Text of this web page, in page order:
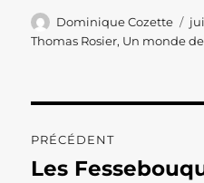
Auteur
Dominique Cozette
le
Thomas Rosier, Un monde
de
PRÉCÉDENT
Publication
Les